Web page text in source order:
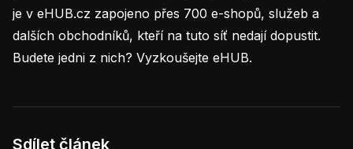
je v eHUB.cz zapojeno přes 700 e-shopů, služeb a
dalších obchodníků, kteří na tuto síť nedají dopustit.
Budete jedni z nich? Vyzkoušejte eHUB.
Sdílet článek